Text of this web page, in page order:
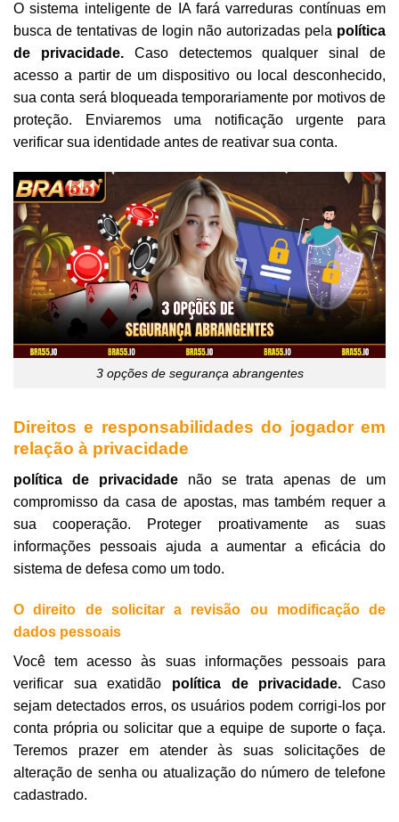
O sistema inteligente de IA fará varreduras contínuas em
busca de tentativas de login não autorizadas pela política
de privacidade. Caso detectemos qualquer sinal de
acesso a partir de um dispositivo ou local desconhecido,
sua conta será bloqueada temporariamente por motivos de
proteção. Enviaremos uma notificação urgente para
verificar sua identidade antes de reativar sua conta.
3 opções de segurança abrangentes
Direitos e responsabilidades do jogador em
relação à privacidade
política de privacidade não se trata apenas de um
compromisso da casa de apostas, mas também requer a
sua cooperação. Proteger proativamente as suas
informações pessoais ajuda a aumentar a eficácia do
sistema de defesa como um todo.
O direito de solicitar a revisão ou modificação de
dados pessoais
Você tem acesso às suas informações pessoais para
verificar sua exatidão política de privacidade. Caso
sejam detectados erros, os usuários podem corrigi-los por
conta própria ou solicitar que a equipe de suporte o faça.
Teremos prazer em atender às suas solicitações de
alteração de senha ou atualização do número de telefone
cadastrado.